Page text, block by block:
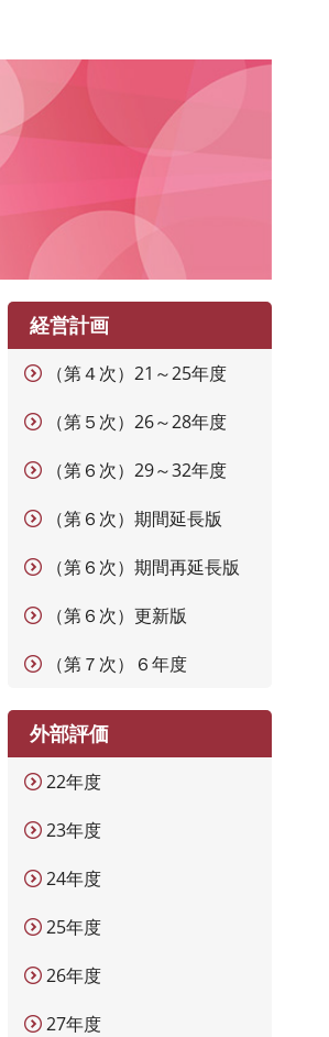
経営計画
（第４次）21～25年度
（第５次）26～28年度
（第６次）29～32年度
（第６次）期間延長版
（第６次）期間再延長版
（第６次）更新版
（第７次）６年度
外部評価
22年度
23年度
24年度
25年度
26年度
27年度